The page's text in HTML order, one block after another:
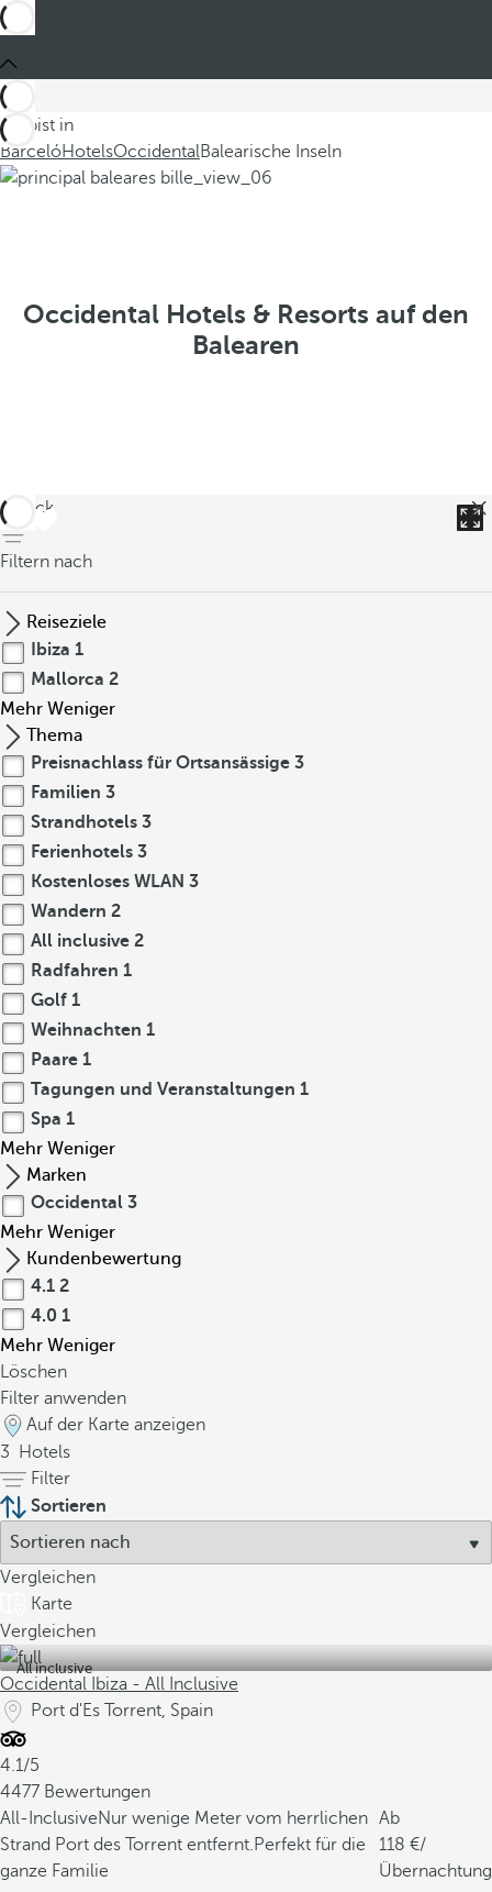
Du bist in
BarcelóHotelsOccidentalBalearische Inseln
Occidental Hotels & Resorts auf den
Balearen
zurück
Filtern nach
Reiseziele
Ibiza 1
Mallorca 2
Mehr Weniger
Thema
Preisnachlass für Ortsansässige 3
Familien 3
Strandhotels 3
Ferienhotels 3
Kostenloses WLAN 3
Wandern 2
All inclusive 2
Radfahren 1
Golf 1
Weihnachten 1
Paare 1
Tagungen und Veranstaltungen 1
Spa 1
Mehr Weniger
Marken
Occidental 3
Mehr Weniger
Kundenbewertung
4.1 2
4.0 1
Mehr Weniger
Löschen
Filter anwenden
Auf der Karte anzeigen
3
Hotels
Filter
Sortieren
Vergleichen
Karte
Vergleichen
All inclusive
Occidental Ibiza - All Inclusive
Port d'Es Torrent, Spain
4.1/5
4477 Bewertungen
All-InclusiveNur wenige Meter vom herrlichen
Strand Port des Torrent entfernt.Perfekt für die
ganze Familie
Ab
118
/
Übernachtung